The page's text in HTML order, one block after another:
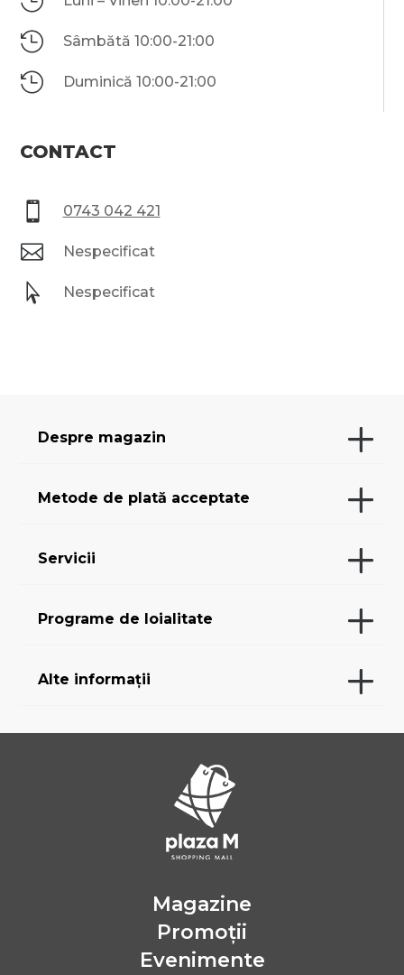
 Sâmbătă 10:00-21:00
 Duminică 10:00-21:00
CONTACT
 0743 042 421
 Nespecificat
 Nespecificat
Despre magazin
Metode de plată acceptate
Servicii
Programe de loialitate
Alte informații
Magazine
Promoții
Evenimente